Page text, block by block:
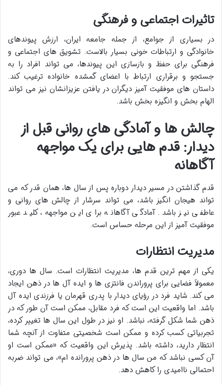
تاثیرات اجتماعی و فرهنگی
در بسیاری از جوامع، از جمله جامعه ایران، ارزش پیوندهای
خانوادگی و ارتباطات خونی بسیار بالاست. تشویق های اجتماعی و
فرهنگی برای حفظ و بازسازی این پیوندها، می تواند افراد را به
جستجو و برقراری ارتباط با اعضای گمشده خانواده ترغیب کند.
داستان های موفقیت آمیز دیگران در یافتن عزیزانشان نیز می تواند
الهام بخش و انگیزه بخش باشد.
چالش ها و آمادگی های روانی قبل از
دیدار: قدم هایی برای یک مواجهه
آگاهانه
قدم گذاشتن در مسیر دیدار دوباره پس از سال ها، همان قدر که می
تواند هیجان انگیز باشد، می تواند سرشار از چالش های روانی و
عاطفی نیز باشد. آمادگی آگاهانه برای این مواجهه، کلید عبور
موفقیت آمیز از این مرحله حساس است.
مدیریت انتظارات
یکی از مهم ترین قدم ها، مدیریت انتظارات است. سال ها دوری،
معمولاً فضایی برای پروراندن فانتزی ها و ایده آل ها در ذهن ایجاد
می کند. شاید فرد در رؤیای دیدار با پدری قهرمان یا فرزندی ایده آل
باشد. اما واقعیت این است که فرد مقابل، ممکن است آن طور که در
ذهن شما شکل گرفته، نباشد. او نیز در طول این سال ها تغییر کرده،
تجربیاتی کسب کرده و ممکن است شخصیتی متفاوت از آنچه شما
انتظار دارید، داشته باشد. پذیرش این واقعیت که «ممکن است او
آن کسی نباشد که من سال ها در ذهن پرورانده ام»، می تواند ضربه
احتمالی ناامیدی را کاهش دهد.